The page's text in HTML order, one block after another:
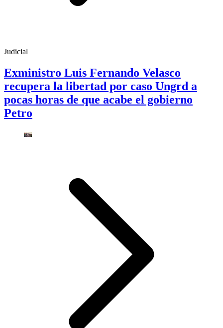
Judicial
Exministro Luis Fernando Velasco
recupera la libertad por caso Ungrd a
pocas horas de que acabe el gobierno
Petro